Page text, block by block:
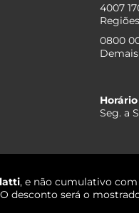
4007
0800
Seg. a
, e não cumulativo
desconto será o